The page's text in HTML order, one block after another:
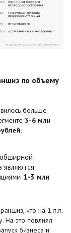
по объему
больше
3-6 млн
являются
1-3 млн
что на 1 п.п.
На это повлиял
бизнеса и